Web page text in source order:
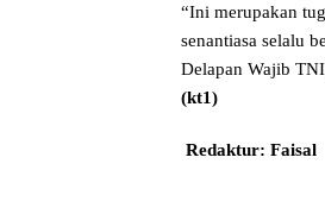
“Ini merupakan
senantiasa selalu
Delapan Wajib
(kt1)
Redaktur: Faisal